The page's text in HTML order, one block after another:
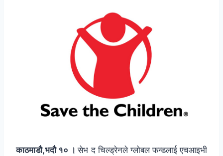
काठमाडौ,भदौ १० ।सेभ द चिल्ड्रेनले ग्लोबल फन्डलाई एचआइभी